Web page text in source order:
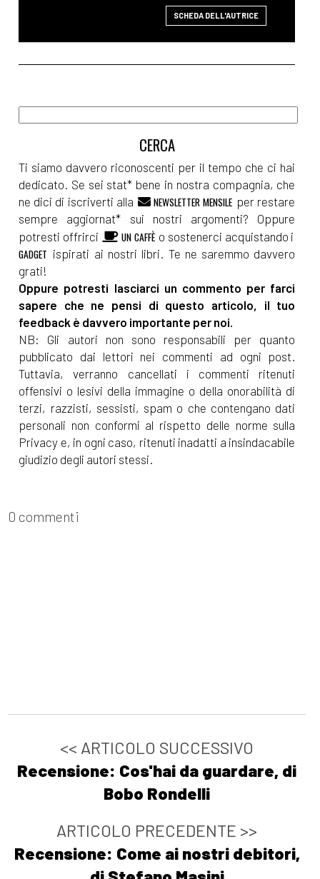
SCHEDA DELL'AUTRICE
Ti siamo davvero riconoscenti per il tempo che ci hai
dedicato. Se sei stat* bene in nostra compagnia, che
ne dici di iscriverti alla
NEWSLETTER MENSILE per restare
sempre aggiornat* sui nostri argomenti? Oppure
potresti offrirci
UN CAFFÈ o sostenerci acquistando i
GADGET ispirati ai nostri libri. Te ne saremmo davvero
grati!
Oppure potresti lasciarci un commento per farci
sapere che ne pensi di questo articolo, il tuo
feedback è davvero importante per noi.
NB: Gli autori non sono responsabili per quanto
pubblicato dai lettori nei commenti ad ogni post.
Tuttavia, verranno cancellati i commenti ritenuti
offensivi o lesivi della immagine o della onorabilità di
terzi, razzisti, sessisti, spam o che contengano dati
personali non conformi al rispetto delle norme sulla
Privacy e, in ogni caso, ritenuti inadatti a insindacabile
giudizio degli autori stessi.
0 commenti
<< ARTICOLO SUCCESSIVO
Recensione: Cos'hai da guardare, di
Bobo Rondelli
ARTICOLO PRECEDENTE >>
Recensione: Come ai nostri debitori,